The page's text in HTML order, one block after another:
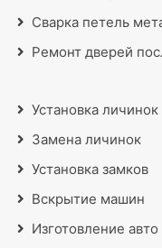
Сварка петель
Ремонт дверей
Установка личинок
Замена личинок
Установка замков
Вскрытие машин
Изготовление